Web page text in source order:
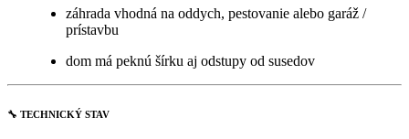
záhrada vhodná na oddych, pestovanie alebo garáž /
prístavbu
dom má peknú šírku aj odstupy od susedov
🔧 TECHNICKÝ STAV